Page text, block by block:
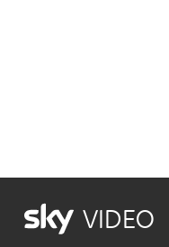
VIDEO